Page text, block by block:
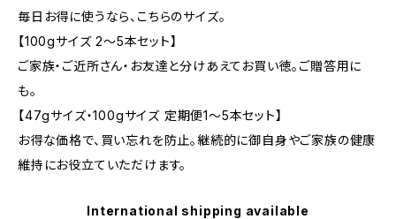
毎日お得に使うなら、こちらのサイズ。
【100gサイズ 2〜5本セット】
ご家族・ご近所さん・お友達と分けあえてお買い徳。ご贈答用に
も。
【47gサイズ・100gサイズ 定期便1〜5本セット】
お得な価格で、買い忘れを防止。継続的に御自身やご家族の健康
維持にお役立ていただけます。
International shipping available